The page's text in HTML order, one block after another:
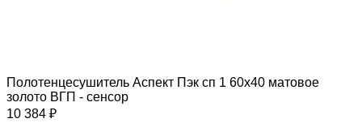
Полотенцесушитель Аспект Пэк сп 1 60х40 матовое
золото ВГП - сенсор
10 384 ₽